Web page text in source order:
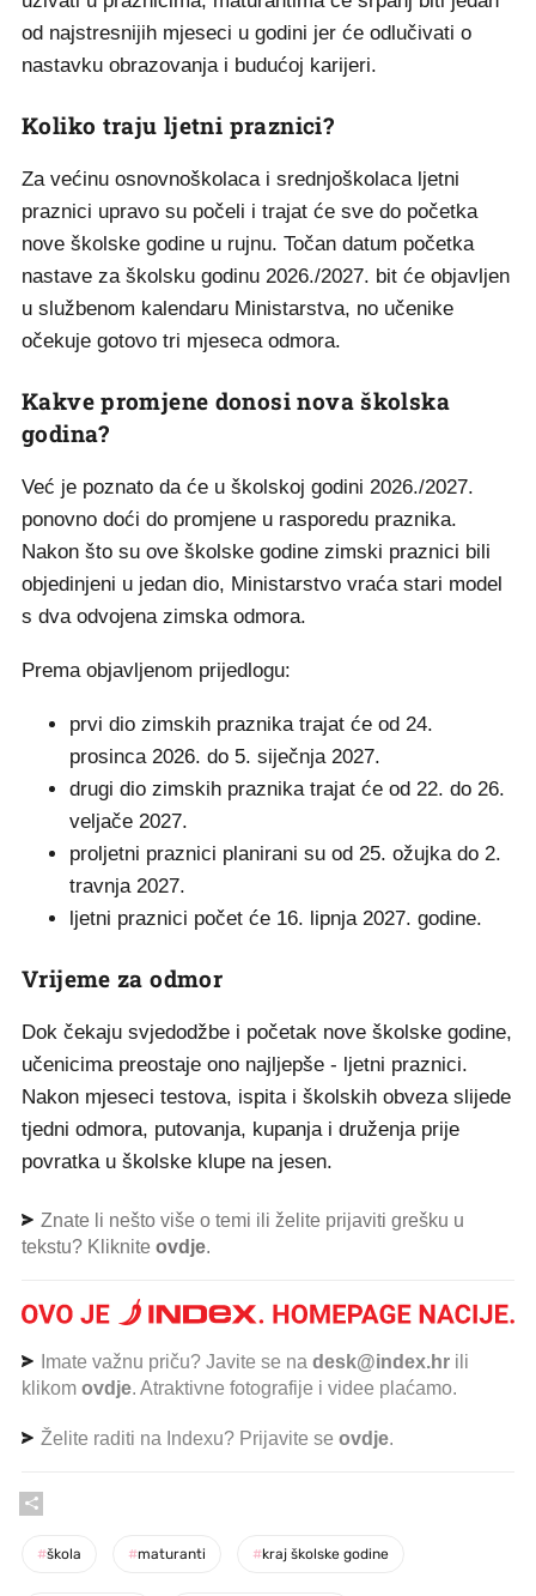
od najstresnijih mjeseci u godini jer će odlučivati o
nastavku obrazovanja i budućoj karijeri.
Koliko traju ljetni praznici?
Za većinu osnovnoškolaca i srednjoškolaca ljetni
praznici upravo su počeli i trajat će sve do početka
nove školske godine u rujnu. Točan datum početka
nastave za školsku godinu 2026./2027. bit će objavljen
u službenom kalendaru Ministarstva, no učenike
očekuje gotovo tri mjeseca odmora.
Kakve promjene donosi nova školska
godina?
Već je poznato da će u školskoj godini 2026./2027.
ponovno doći do promjene u rasporedu praznika.
Nakon što su ove školske godine zimski praznici bili
objedinjeni u jedan dio, Ministarstvo vraća stari model
s dva odvojena zimska odmora.
Prema objavljenom prijedlogu:
prvi dio zimskih praznika trajat će od 24.
prosinca 2026. do 5. siječnja 2027.
drugi dio zimskih praznika trajat će od 22. do 26.
veljače 2027.
proljetni praznici planirani su od 25. ožujka do 2.
travnja 2027.
ljetni praznici počet će 16. lipnja 2027. godine.
Vrijeme za odmor
Dok čekaju svjedodžbe i početak nove školske godine,
učenicima preostaje ono najljepše - ljetni praznici.
Nakon mjeseci testova, ispita i školskih obveza slijede
tjedni odmora, putovanja, kupanja i druženja prije
povratka u školske klupe na jesen.
Znate li nešto više o temi ili želite prijaviti grešku u
tekstu? Kliknite ovdje.
Imate važnu priču? Javite se na desk@index.hr ili
klikom ovdje. Atraktivne fotografije i videe plaćamo.
Želite raditi na Indexu? Prijavite se ovdje.
#škola #maturanti #kraj školske godine